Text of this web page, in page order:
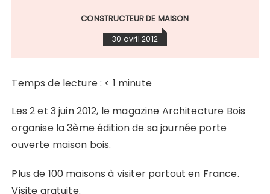
CONSTRUCTEUR DE MAISON
30 avril 2012
Temps de lecture : < 1 minute
Les 2 et 3 juin 2012, le magazine Architecture Bois
organise la 3ème édition de sa journée porte
ouverte maison bois.
Plus de 100 maisons à visiter partout en France.
Visite gratuite.